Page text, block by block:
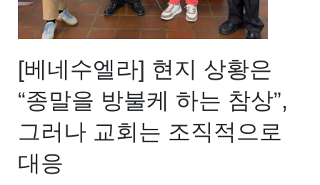
[베네수엘라] 현지 상황은
“종말을 방불케 하는 참상”,
그러나 교회는 조직적으로
대응